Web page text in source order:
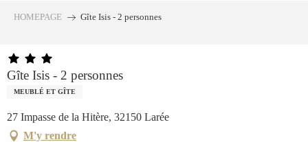
principal
HOMEPAGE Gîte Isis - 2 personnes
Gîte Isis - 2 personnes
MEUBLÉ ET GÎTE
27 Impasse de la Hitère, 32150 Larée
M'y rendre